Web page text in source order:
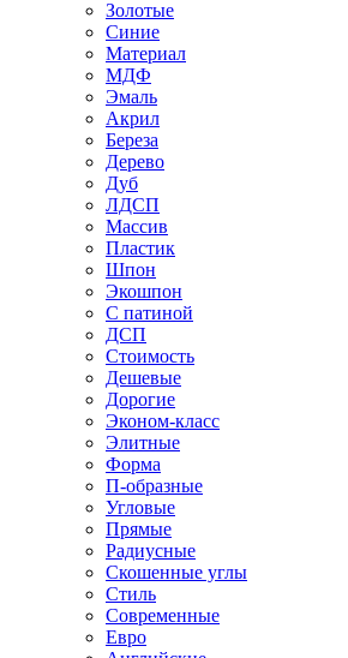
Золотые
Синие
Материал
МДФ
Эмаль
Акрил
Береза
Дерево
Дуб
ЛДСП
Массив
Пластик
Шпон
Экошпон
С патиной
ДСП
Стоимость
Дешевые
Дорогие
Эконом-класс
Элитные
Форма
П-образные
Угловые
Прямые
Радиусные
Скошенные углы
Стиль
Современные
Евро